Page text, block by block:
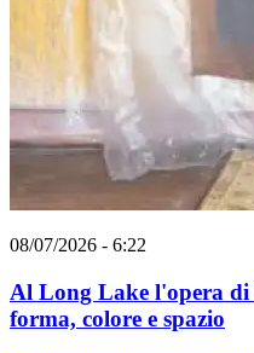
08/07/2026 - 6:22
Al Long Lake l'opera
forma, colore e spazio